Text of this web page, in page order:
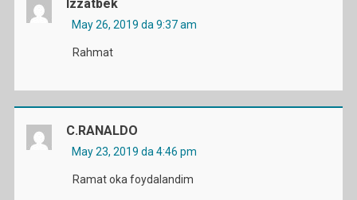
Izzatbek
May 26, 2019 da 9:37 am
Rahmat
C.RANALDO
May 23, 2019 da 4:46 pm
Ramat oka foydalandim